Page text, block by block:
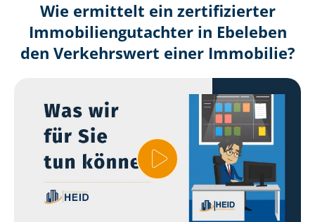
Wie ermittelt ein zertifizierter
Immobilien­gutachter in Ebeleben
den Verkehrswert einer Immobilie?